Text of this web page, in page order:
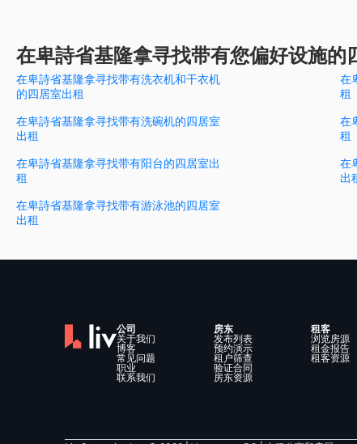
在卑詩省基隆拿寻找带有您偏好设施的
在卑詩省基隆拿寻找带有洗衣机和干衣机
的四居室出租
在
租
在卑詩省基隆拿寻找带有洗碗机的四居室
出租
在
租
在卑詩省基隆拿寻找带有阳台的四居室出
租
在
出
在卑詩省基隆拿寻找带有游泳池的四居室
出租
公司
关于我们
博客
常见问题
职业
联系我们
房东
发布列表
预约演示
租户筛查
验证合同
房东资源
租客
浏览房源
租金报告
租客资源